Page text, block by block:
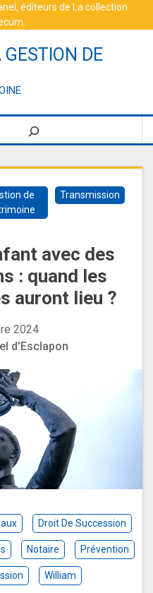
, éditeurs de La collection
GESTION DE
de
Transmission
avec des
: quand les
auront lieu ?
2024
d'Esclapon
Droit De Succession
Notaire Prévention
William